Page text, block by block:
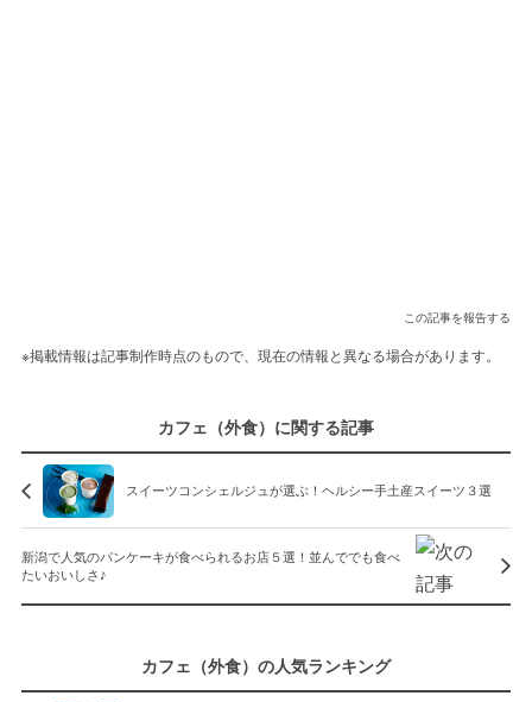
この記事を報告する
※掲載情報は記事制作時点のもので、現在の情報と異なる場合があります。
カフェ（外食）に関する記事
スイーツコンシェルジュが選ぶ！ヘルシー手土産スイーツ３選
新潟で人気のパンケーキが食べられるお店５選！並んででも食べ
たいおいしさ♪
カフェ（外食）の人気ランキング